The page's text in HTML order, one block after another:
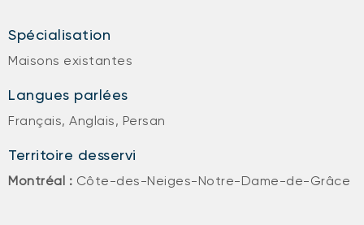
Spécialisation
Maisons existantes
Langues parlées
Français, Anglais, Persan
Territoire desservi
Montréal : Côte-des-Neiges-Notre-Dame-de-Grâce